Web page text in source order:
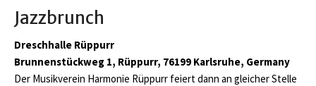
Jazzbrunch
Dreschhalle Rüppurr
Brunnenstückweg 1, Rüppurr, 76199 Karlsruhe, Germany
Der Musikverein Harmonie Rüppurr feiert dann an gleicher Stelle